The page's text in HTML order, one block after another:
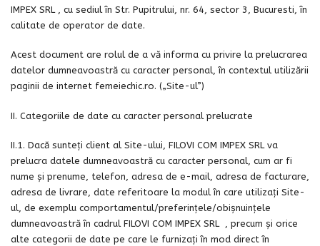
IMPEX SRL , cu sediul în Str. Pupitrului, nr. 64, sector 3, Bucuresti, în
calitate de operator de date.
Acest document are rolul de a vă informa cu privire la prelucrarea
datelor dumneavoastră cu caracter personal, în contextul utilizării
paginii de internet femeiechic.ro. („Site-ul”)
II. Categoriile de date cu caracter personal prelucrate
II.1. Dacă sunteți client al Site-ului, FILOVI COM IMPEX SRL va
prelucra datele dumneavoastră cu caracter personal, cum ar fi
nume şi prenume, telefon, adresa de e-mail, adresa de facturare,
adresa de livrare, date referitoare la modul în care utilizați Site-
ul, de exemplu comportamentul/preferinţele/obişnuințele
dumneavoastră în cadrul FILOVI COM IMPEX SRL , precum și orice
alte categorii de date pe care le furnizați în mod direct în